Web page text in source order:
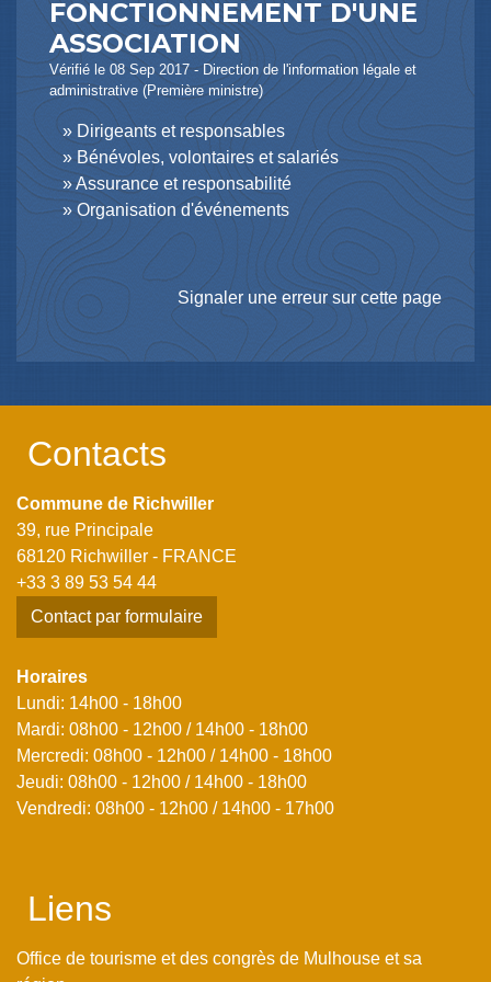
FONCTIONNEMENT D'UNE
ASSOCIATION
Vérifié le 08 Sep 2017 - Direction de l'information légale et
administrative (Première ministre)
Dirigeants et responsables
Bénévoles, volontaires et salariés
Assurance et responsabilité
Organisation d'événements
Signaler une erreur sur cette page
Contacts
Commune de Richwiller
39, rue Principale
68120 Richwiller - FRANCE
+33 3 89 53 54 44
Contact par formulaire
Horaires
Lundi: 14h00 - 18h00
Mardi: 08h00 - 12h00 / 14h00 - 18h00
Mercredi: 08h00 - 12h00 / 14h00 - 18h00
Jeudi: 08h00 - 12h00 / 14h00 - 18h00
Vendredi: 08h00 - 12h00 / 14h00 - 17h00
Liens
Office de tourisme et des congrès de Mulhouse et sa